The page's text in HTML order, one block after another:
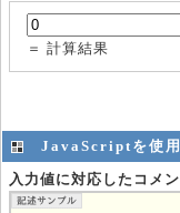
＝ 計算結果
JavaScriptを使
入力値に対応したコメ